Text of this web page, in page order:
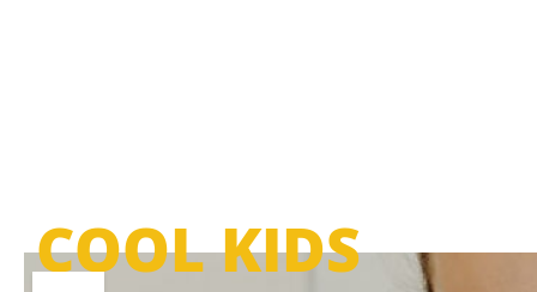
COOL KIDS